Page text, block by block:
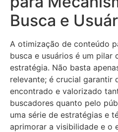
Busca e
A otimização de conteúdo
busca e usuários é um pilar
estratégia. Não basta
relevante; é crucial garantir
encontrado e valorizado
buscadores quanto pelo
uma série de estratégias e
aprimorar a visibilidade e o